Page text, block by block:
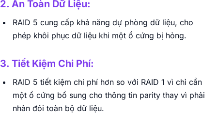
2. An Toàn Dữ Liệu:
RAID 5 cung cấp khả năng dự phòng dữ liệu, cho
phép khôi phục dữ liệu khi một ổ cứng bị hỏng.
3. Tiết Kiệm Chi Phí:
RAID 5 tiết kiệm chi phí hơn so với RAID 1 vì chỉ cần
một ổ cứng bổ sung cho thông tin parity thay vì phải
nhân đôi toàn bộ dữ liệu.